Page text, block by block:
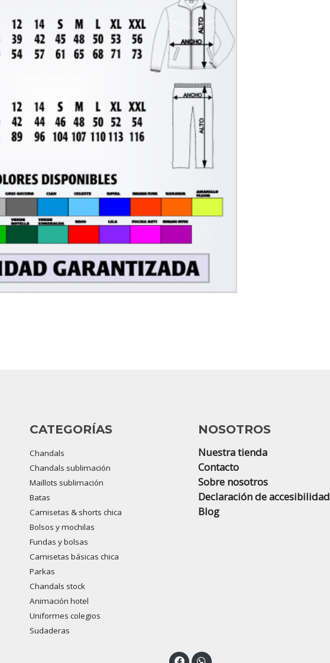
CATEGORÍAS
Chandals
Chandals sublimación
Maillots sublimación
Batas
Camisetas & shorts chica
Bolsos y mochilas
Fundas y bolsas
Camisetas básicas chica
Parkas
Chandals stock
Animación hotel
Uniformes colegios
Sudaderas
NOSOTROS
Nuestra tienda
Contacto
Sobre nosotros
Declaración de accesibilidad
Blog